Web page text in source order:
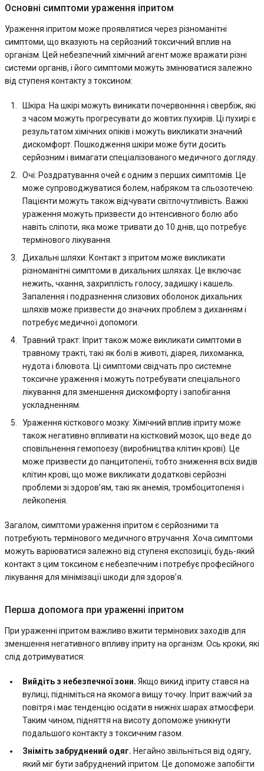
Основні симптоми ураження іпритом
Ураження іпритом може проявлятися через різноманітні
симптоми, що вказують на серйозний токсичний вплив на
організм. Цей небезпечний хімічний агент може вражати різні
системи органів, і його симптоми можуть змінюватися залежно
від ступеня контакту з токсином:
Шкіра: На шкірі можуть виникати почервоніння і свербіж, які
з часом можуть прогресувати до жовтих пухирів. Ці пухирі є
результатом хімічних опіків і можуть викликати значний
дискомфорт. Пошкодження шкіри може бути досить
серйозним і вимагати спеціалізованого медичного догляду.
Очі: Роздратування очей є одним з перших симптомів. Це
може супроводжуватися болем, набряком та сльозотечею.
Пацієнти можуть також відчувати світлочутливість. Важкі
ураження можуть призвести до інтенсивного болю або
навіть сліпоти, яка може тривати до 10 днів, що потребує
термінового лікування.
Дихальні шляхи: Контакт з іпритом може викликати
різноманітні симптоми в дихальних шляхах. Це включає
нежить, чхання, захриплість голосу, задишку і кашель.
Запалення і подразнення слизових оболонок дихальних
шляхів може призвести до значних проблем з диханням і
потребує медичної допомоги.
Травний тракт: Іприт також може викликати симптоми в
травному тракті, такі як болі в животі, діарея, лихоманка,
нудота і блювота. Ці симптоми свідчать про системне
токсичне ураження і можуть потребувати спеціального
лікування для зменшення дискомфорту і запобігання
ускладненням.
Ураження кісткового мозку: Хімічний вплив іприту може
також негативно впливати на кістковий мозок, що веде до
сповільнення гемопоезу (виробництва клітин крові). Це
може призвести до панцитопенії, тобто зниження всіх видів
клітин крові, що може викликати додаткові серйозні
проблеми зі здоров’ям, такі як анемія, тромбоцитопенія і
лейкопенія.
Загалом, симптоми ураження іпритом є серйозними та
потребують термінового медичного втручання. Хоча симптоми
можуть варіюватися залежно від ступеня експозиції, будь-який
контакт з цим токсином є небезпечним і потребує професійного
лікування для мінімізації шкоди для здоров’я.
Перша допомога при ураженні іпритом
При ураженні іпритом важливо вжити термінових заходів для
зменшення негативного впливу іприту на організм. Ось кроки, які
слід дотримуватися:
Вийдіть з небезпечної зони. Якщо викид іприту стався на
вулиці, підніміться на якомога вищу точку. Іприт важчий за
повітря і має тенденцію осідати в нижніх шарах атмосфери.
Таким чином, підняття на висоту допоможе уникнути
подальшого контакту з токсичним газом.
Зніміть забруднений одяг. Негайно звільніться від одягу,
який міг бути забруднений іпритом. Це допоможе запобігти